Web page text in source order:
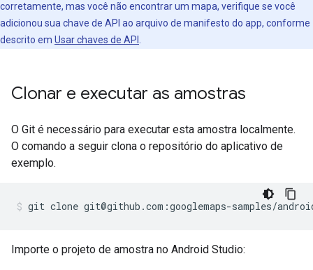
corretamente, mas você não encontrar um mapa, verifique se você
adicionou sua chave de API ao arquivo de manifesto do app, conforme
descrito em Usar chaves de API
Clonar e executar as amostras
O Git é necessário para executar esta amostra localmente.
O comando a seguir clona o repositório do aplicativo de
exemplo.
git clone git@github.com:googlemaps-samples/
Importe o projeto de amostra no Android Studio: